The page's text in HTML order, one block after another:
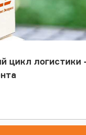
цикл логистики